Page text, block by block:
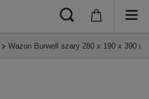
Wazon Burwell szary 280 x 190 x 390